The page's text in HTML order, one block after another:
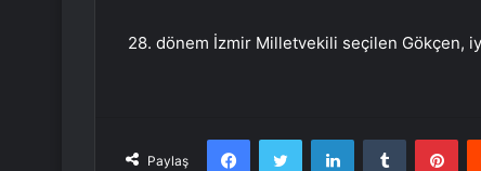
28. dönem İzmir Milletvekili seçilen Gökçen,
Paylaş
FacebookTwitter LinkedInTumblr